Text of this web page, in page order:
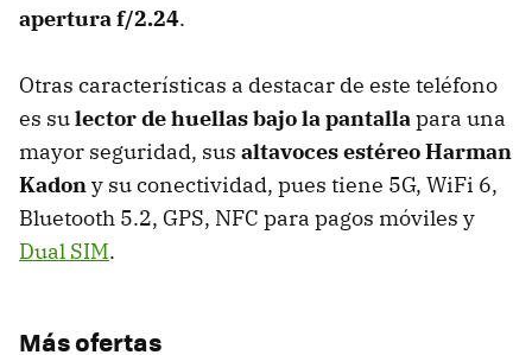
apertura f/2.24.
Otras características a destacar de este teléfono
es sulector de huellas bajo la pantallapara una
mayor seguridad, sus altavoces estéreo Harman
Kadony su conectividad, pues tiene 5G, WiFi 6,
Bluetooth 5.2, GPS, NFC para pagos móviles y
Dual SIM.
Más ofertas